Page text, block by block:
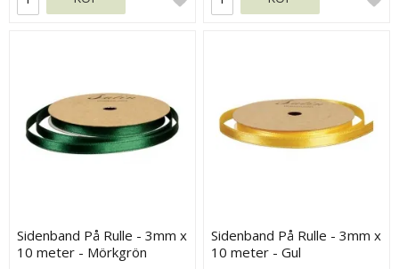
Sidenband På Rulle - 3mm x
10 meter - Mörkgrön
Sidenband På Rulle - 3mm x
10 meter - Gul